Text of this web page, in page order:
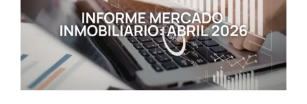
grande